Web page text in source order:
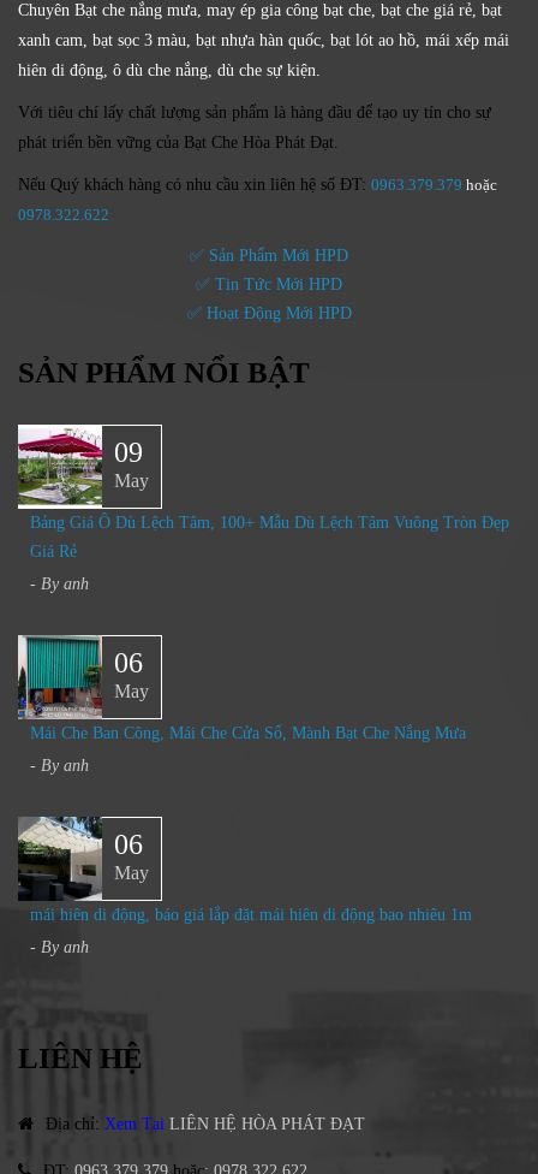
Chuyên Bạt che nắng mưa, may ép gia công bạt che, bạt che giá rẻ, bạt
xanh cam, bạt sọc 3 màu, bạt nhựa hàn quốc, bạt lót ao hồ, mái xếp mái
hiên di động, ô dù che nắng, dù che sự kiện.
Với tiêu chí lấy chất lượng sản phẩm là hàng đầu để tạo uy tín cho sự
phát triển bền vững của Bạt Che Hòa Phát Đạt.
Nếu Quý khách hàng có nhu cầu xin liên hệ số ĐT: 0963.379.379 hoặc
0978.322.622
✅ Sản Phẩm Mới HPD
✅ Tin Tức Mới HPD
✅ Hoạt Động Mới HPD
SẢN PHẨM NỔI BẬT
09
May
Bảng Giá Ô Dù Lệch Tâm, 100+ Mẫu Dù Lệch Tâm Vuông Tròn Đẹp
Giá Rẻ
- By anh
06
May
Mái Che Ban Công, Mái Che Cửa Sổ, Mành Bạt Che Nắng Mưa​
- By anh
06
May
mái hiên di động, báo giá lắp đặt mái hiên di động bao nhiêu 1m
- By anh
LIÊN HỆ
Địa chỉ: Xem Tại LIÊN HỆ HÒA PHÁT ĐẠT